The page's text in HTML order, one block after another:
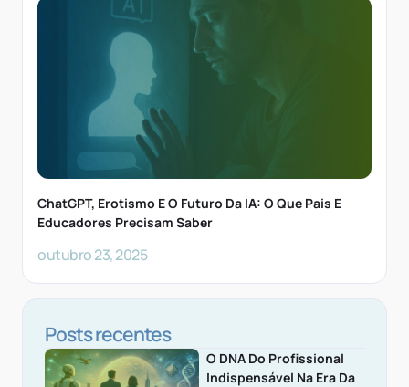
ChatGPT, Erotismo E O Futuro Da IA: O Que Pais E
Educadores Precisam Saber
outubro 23, 2025
Posts recentes
O DNA Do Profissional
Indispensável Na Era Da